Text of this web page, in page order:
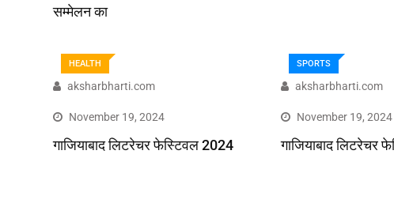
सम्मेलन का
HEALTH
aksharbharti.com
November 19, 2024
गाजियाबाद लिटरेचर फेस्टिवल 2024
SPORTS
aksharbharti.com
November 19, 2024
गाजियाबाद लिटरेचर